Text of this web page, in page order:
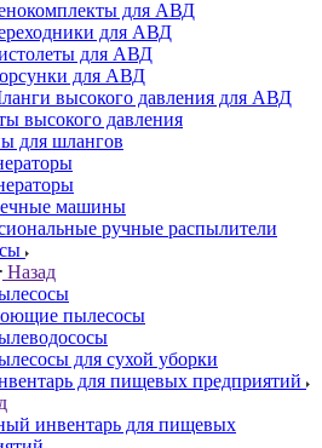
для АВД
для АВД
для АВД
для АВД
высокого давления для АВД
высокого давления
для шлангов
машины
ручные распылители
Назад
пылесосы
для сухой уборки
для пищевых предприятий
инвентарь для пищевых